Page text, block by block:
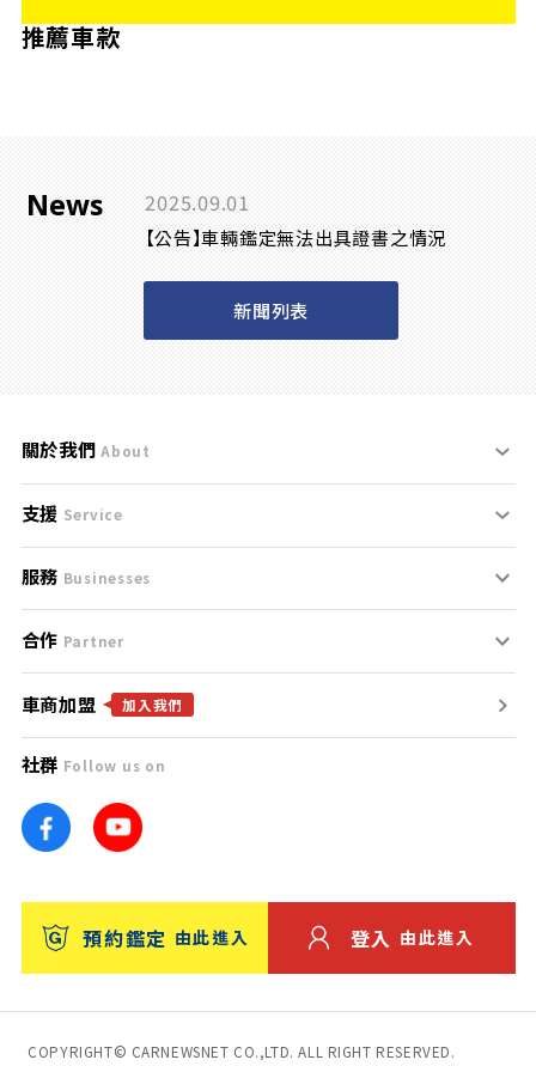
推薦車款
News 2025.09.01
【公告】車輛鑑定無法出具證書之情況
新聞列表
關於我們 About
刊登規範
服務條款
免責聲明
隱私權政策
團隊
車訊網
台灣優良中古車商大獎
支援 Service
支援中心
聯絡我們
服務 Businesses
什麼是Goo鑑定？
找好車
找好店
找海外車
消費者評價
保固
合作 Partner
合作夥伴
廣告合作
車商加盟 加入我們
社群 Follow us on
預約鑑定 由此進入 登入 由此進入
COPYRIGHT© CARNEWSNET CO.,LTD. ALL RIGHT RESERVED.